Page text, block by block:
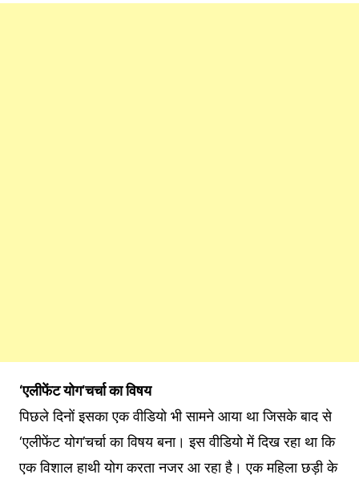
‘एलीफेंट योग’चर्चा का विषय
पिछले दिनों इसका एक वीडियो भी सामने आया था जिसके बाद से
‘एलीफेंट योग’चर्चा का विषय बना। इस वीडियो में दिख रहा था कि
एक विशाल हाथी योग करता नजर आ रहा है। एक महिला छड़ी के